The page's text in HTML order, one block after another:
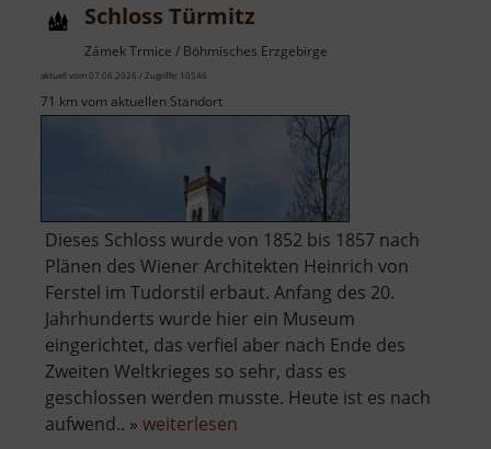
Schloss Türmitz
Zámek Trmice / Böhmisches Erzgebirge
aktuell vom 07.06.2026 / Zugriffe: 10546
71 km vom aktuellen Standort
Dieses Schloss wurde von 1852 bis 1857 nach
Plänen des Wiener Architekten Heinrich von
Ferstel im Tudorstil erbaut. Anfang des 20.
Jahrhunderts wurde hier ein Museum
eingerichtet, das verfiel aber nach Ende des
Zweiten Weltkrieges so sehr, dass es
geschlossen werden musste. Heute ist es nach
aufwend.. » weiterlesen